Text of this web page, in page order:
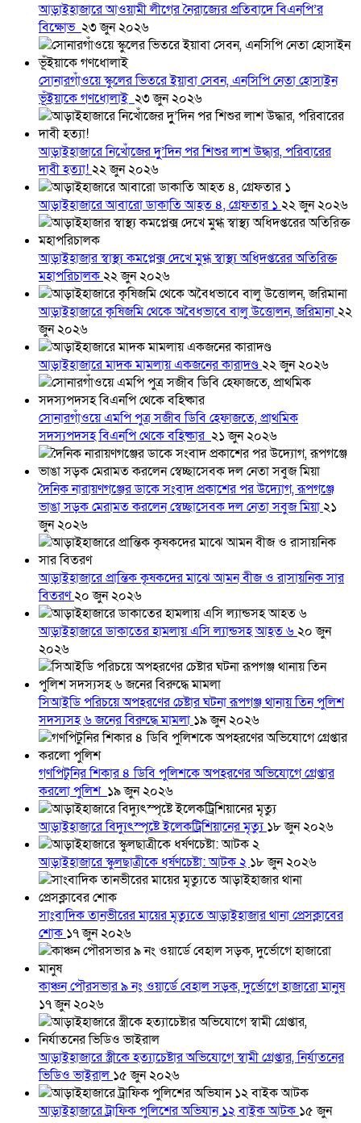
আড়াইহাজারে আওয়ামী লীগের নৈরাজ্যের প্রতিবাদে বিএনপি’র
বিক্ষোভ ২৩ জুন ২০২৬
সোনারগাঁওয়ে স্কুলের ভিতরে ইয়াবা সেবন, এনসিপি নেতা হোসাইন
ভূঁইয়াকে গণধোলাই ২৩ জুন ২০২৬
আড়াইহাজারে নিখোঁজের দুু’দিন পর শিশুর লাশ উদ্ধার, পরিবারের
দাবী হত্যা!২২ জুন ২০২৬
আড়াইহাজারে আবারো ডাকাতি আহত ৪, গ্রেফতার ১ ২২ জুন ২০২৬
আড়াইহাজার স্বাস্থ্য কমপ্লেক্স দেখে মুগ্ধ স্বাস্থ্য অধিদপ্তরের অতিরিক্ত
মহাপরিচালক২২ জুন ২০২৬
আড়াইহাজারে কৃষিজমি থেকে অবৈধভাবে বালু উত্তোলন, জরিমানা২২
জুন ২০২৬
আড়াইহাজারে মাদক মামলায় একজনের কারাদণ্ড২২ জুন ২০২৬
সোনারগাঁওয়ে এমপি পুত্র সজীব ডিবি হেফাজতে, প্রাথমিক
সদস্যপদসহ বিএনপি থেকে বহিষ্কার ২১ জুন ২০২৬
দৈনিক নারায়ণগঞ্জের ডাকে সংবাদ প্রকাশের পর উদ্যোগ, রূপগঞ্জে
ভাঙা সড়ক মেরামত করলেন স্বেচ্ছাসেবক দল নেতা সবুজ মিয়া২১
জুন ২০২৬
আড়াইহাজারে প্রান্তিক কৃষকদের মাঝে আমন বীজ ও রাসায়নিক সার
বিতরণ২০ জুন ২০২৬
আড়াইহাজারে ডাকাতের হামলায় এসি ল্যান্ডসহ আহত ৬২০ জুন
২০২৬
সিআইডি পরিচয়ে অপহরণের চেষ্টার ঘটনা রূপগঞ্জ থানায় তিন পুলিশ
সদস্যসহ ৬ জনের বিরুদ্ধে মামলা ১৯ জুন ২০২৬
গণপিটুনির শিকার ৪ ডিবি পুলিশকে অপহরণের অভিযোগে গ্রেপ্তার
করলো পুলিশ ১৯ জুন ২০২৬
আড়াইহাজারে বিদ্যুৎস্পৃষ্টে ইলেকট্রিশিয়ানের মৃত্যু১৮ জুন ২০২৬
আড়াইহাজারে স্কুলছাত্রীকে ধর্ষণচেষ্টা: আটক ২ ১৮ জুন ২০২৬
সাংবাদিক তানভীরের মায়ের মৃত্যুতে আড়াইহাজার থানা প্রেসক্লাবের
শোক ১৭ জুন ২০২৬
কাঞ্চন পৌরসভার ৯ নং ওয়ার্ডে বেহাল সড়ক, দুর্ভোগে হাজারো মানুষ
১৭ জুন ২০২৬
আড়াইহাজারে স্ত্রীকে হত্যাচেষ্টার অভিযোগে স্বামী গ্রেপ্তার, নির্যাতনের
ভিডিও ভাইরাল ১৫ জুন ২০২৬
আড়াইহাজারে ট্রাফিক পুলিশের অভিযান ১২ বাইক আটক ১৫ জুন